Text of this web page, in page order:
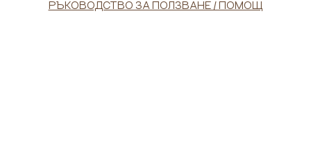
РЪКОВОДСТВО ЗА ПОЛЗВАНЕ / ПОМОЩ